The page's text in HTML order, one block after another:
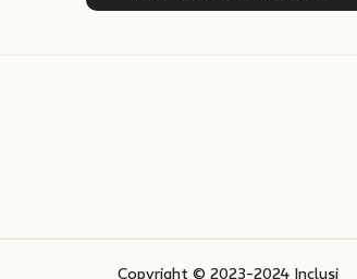
Copyright © 2023-2024 Inclusi